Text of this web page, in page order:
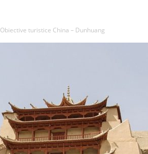
turistice China – Dunhuang